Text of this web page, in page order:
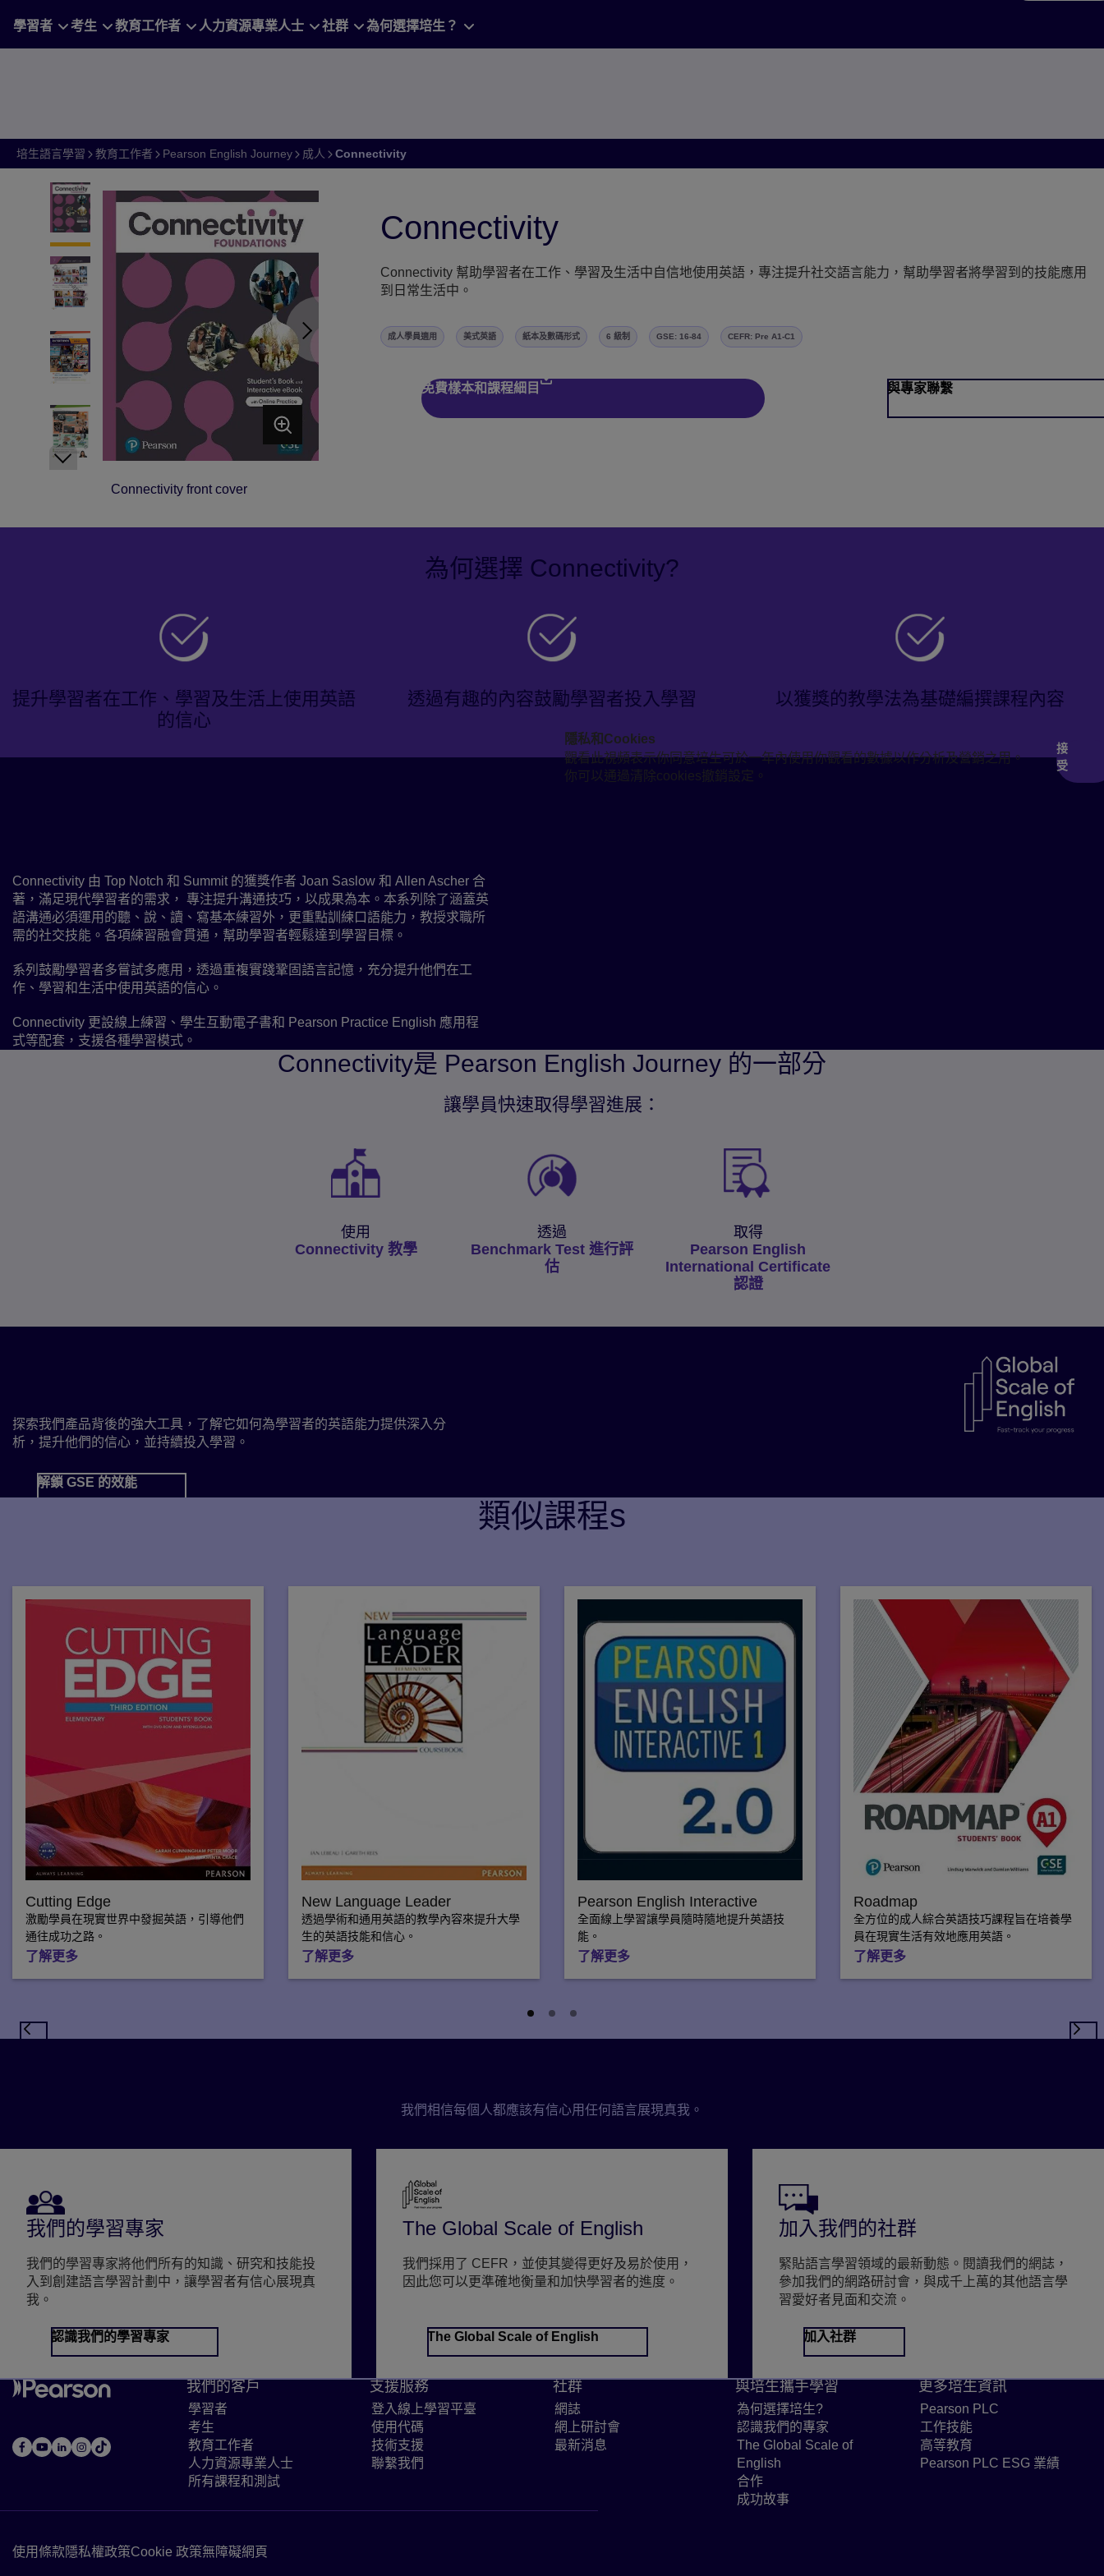
to
你的所在地區： Taiwan 更改
學習者 考生 教育工作者 人力資源專業人士 社群 為何選擇培生？
培生語言學習 教育工作者 Pearson English Journey 成人 Connectivity
1 of 7 Connectivity front cover
Connectivity front cover
Connectivity
Connectivity 幫助學習者在工作、學習及生活中自信地使用英語，專注提升社交語言能力，幫助學習者將學習到的技能應用
到日常生活中。
成人學員適用 美式英語 紙本及數碼形式 6 級制 GSE: 16-84 CEFR: Pre A1-C1
免費樣本和課程細目 與專家聯繫
為何選擇 Connectivity?
提升學習者在工作、學習及生活上使用英語
的信心
透過有趣的內容鼓勵學習者投入學習 以獲獎的教學法為基礎編撰課程內容
Connectivity 由 Top Notch 和 Summit 的獲獎作者 Joan Saslow 和 Allen Ascher 合
著，滿足現代學習者的需求， 專注提升溝通技巧，以成果為本。本系列除了涵蓋英
語溝通必須運用的聽、說、讀、寫基本練習外，更重點訓練口語能力，教授求職所
需的社交技能。各項練習融會貫通，幫助學習者輕鬆達到學習目標。
系列鼓勵學習者多嘗試多應用，透過重複實踐鞏固語言記憶，充分提升他們在工
作、學習和生活中使用英語的信心。
Connectivity 更設線上練習、學生互動電子書和 Pearson Practice English 應用程
式等配套，支援各種學習模式。
播放
隱私和Cookies
觀看此視頻表示你同意培生可於一年內使用你觀看的數據以作分析及營銷之用。
你可以通過清除cookies撤銷設定。
接
受
Connectivity是 Pearson English Journey 的一部分
讓學員快速取得學習進展：
使用
Connectivity 教學
透過
Benchmark Test 進行評
估
取得
Pearson English
International Certificate
認證
探索我們產品背後的強大工具，了解它如何為學習者的英語能力提供深入分
析，提升他們的信心，並持續投入學習。
解鎖 GSE 的效能
類似課程s
Cutting Edge
激勵學員在現實世界中發掘英語，引導他們
通往成功之路。
了解更多
New Language Leader
透過學術和通用英語的教學內容來提升大學
生的英語技能和信心。
了解更多
Pearson English Interactive
全面線上學習讓學員隨時隨地提升英語技
能。
了解更多
Roadmap
全方位的成人綜合英語技巧課程旨在培養學
員在現實生活有效地應用英語。
了解更多
我們相信每個人都應該有信心用任何語言展現真我。
我們的學習專家
我們的學習專家將他們所有的知識、研究和技能投
入到創建語言學習計劃中，讓學習者有信心展現真
我。
認識我們的學習專家
The Global Scale of English
我們採用了 CEFR，並使其變得更好及易於使用，
因此您可以更準確地衡量和加快學習者的進度。
The Global Scale of English
加入我們的社群
緊貼語言學習領域的最新動態。閱讀我們的網誌，
參加我們的網路研討會，與成千上萬的其他語言學
習愛好者見面和交流。
加入社群
我們的客戶
學習者
考生
教育工作者 Link to Educators page
人力資源專業人士 Link to HR professionals page
所有課程和測試
支援服務
登入線上學習平臺 Link to sign in to digital platform
使用代碼 Link to use an access code
技術支援Link to get technical support
聯繫我們
社群
網誌
網上研討會Link to Webinars page
最新消息 Link to Pearson Languages news
與培生攜手學習
為何選擇培生? Link to Why Pearson? page
認識我們的專家 Link to Meet our experts page
The Global Scale of
English Link to The Global Scale of English page
合作
成功故事
更多培生資訊
Pearson PLC
工作技能
高等教育
Pearson PLC ESG 業績
使用條款 Link to Terms of use
隱私權政策Link to Privacy policy
Cookie 政策Link to Cookie policy
無障礙網頁